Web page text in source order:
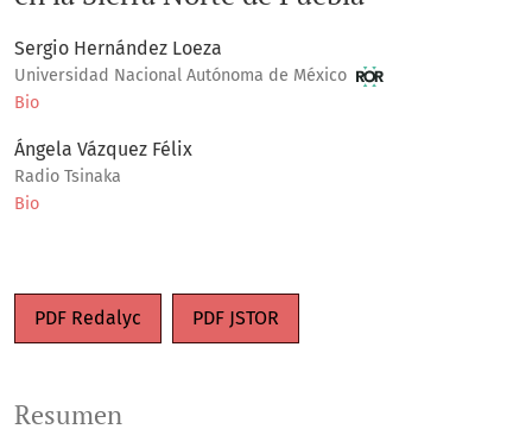
Sergio Hernández Loeza
Universidad Nacional Autónoma de México
Bio
Ángela Vázquez Félix
Radio Tsinaka
Bio
PDF Redalyc PDF JSTOR
Resumen